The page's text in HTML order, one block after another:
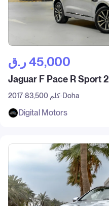
ر.ق‎ 45,000
Jaguar F Pace R Sport
2017 83,500 كلم Doha
Digital Motors